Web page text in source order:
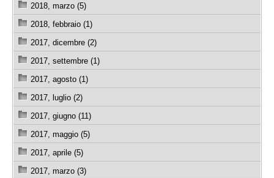
2018, marzo (5)
2018, febbraio (1)
2017, dicembre (2)
2017, settembre (1)
2017, agosto (1)
2017, luglio (2)
2017, giugno (11)
2017, maggio (5)
2017, aprile (5)
2017, marzo (3)